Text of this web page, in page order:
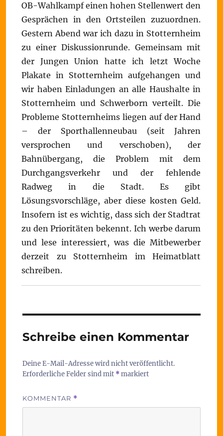
OB-Wahlkampf einen hohen Stellenwert den
Gesprächen in den Ortsteilen zuzuordnen.
Gestern Abend war ich dazu in Stotternheim
zu einer Diskussionrunde. Gemeinsam mit
der Jungen Union hatte ich letzt Woche
Plakate in Stotternheim aufgehangen und
wir haben Einladungen an alle Haushalte in
Stotternheim und Schwerborn verteilt. Die
Probleme Stotternheims liegen auf der Hand
– der Sporthallenneubau (seit Jahren
versprochen und verschoben), der
Bahnübergang, die Problem mit dem
Durchgangsverkehr und der fehlende
Radweg in die Stadt. Es gibt
Lösungsvorschläge, aber diese kosten Geld.
Insofern ist es wichtig, dass sich der Stadtrat
zu den Prioritäten bekennt. Ich werbe darum
und lese interessiert, was die Mitbewerber
derzeit zu Stotternheim im Heimatblatt
schreiben.
Schreibe einen Kommentar
Deine E-Mail-Adresse wird nicht veröffentlicht.
Erforderliche Felder sind mit *markiert
KOMMENTAR *